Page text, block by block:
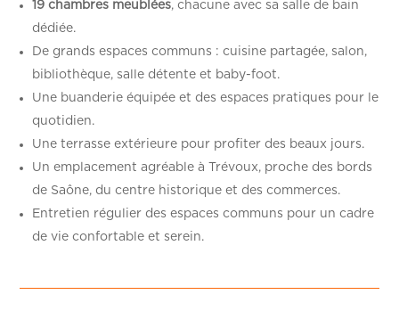
19 chambres meublées, chacune avec sa salle de bain
dédiée.
De grands espaces communs : cuisine partagée, salon,
bibliothèque, salle détente et baby-foot.
Une buanderie équipée et des espaces pratiques pour le
quotidien.
Une terrasse extérieure pour profiter des beaux jours.
Un emplacement agréable à Trévoux, proche des bords
de Saône, du centre historique et des commerces.
Entretien régulier des espaces communs pour un cadre
de vie confortable et serein.